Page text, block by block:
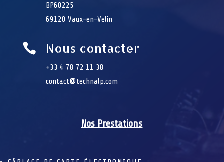
BP60225
69120 Vaux-en-Velin
 Nous contacter
+33 4 78 72 11 38
contact@technalp.com
Nos Prestations